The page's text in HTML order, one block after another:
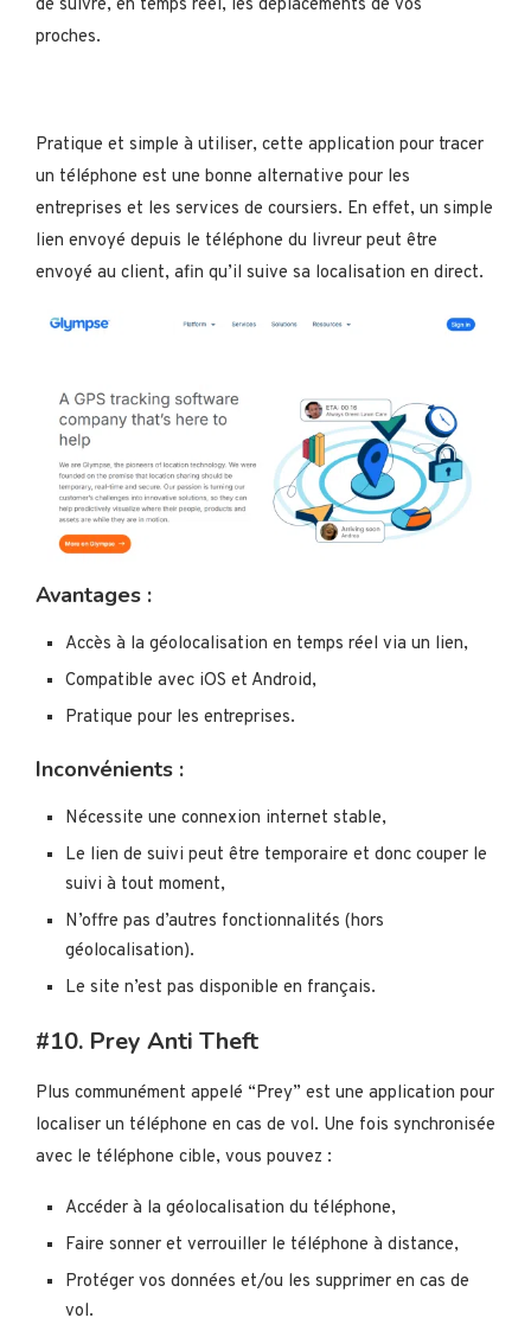
de suivre, en temps réel, les déplacements de vos
proches.
Pratique et simple à utiliser, cette application pour tracer
un téléphone est une bonne alternative pour les
entreprises et les services de coursiers. En effet, un simple
lien envoyé depuis le téléphone du livreur peut être
envoyé au client, afin qu’il suive sa localisation en direct.
Avantages :
Accès à la géolocalisation en temps réel via un lien,
Compatible avec iOS et Android,
Pratique pour les entreprises.
Inconvénients :
Nécessite une connexion internet stable,
Le lien de suivi peut être temporaire et donc couper le
suivi à tout moment,
N’offre pas d’autres fonctionnalités (hors
géolocalisation).
Le site n’est pas disponible en français.
#10. Prey Anti Theft
Plus communément appelé “Prey” est une application pour
localiser un téléphone en cas de vol. Une fois synchronisée
avec le téléphone cible, vous pouvez :
Accéder à la géolocalisation du téléphone,
Faire sonner et verrouiller le téléphone à distance,
Protéger vos données et/ou les supprimer en cas de
vol.